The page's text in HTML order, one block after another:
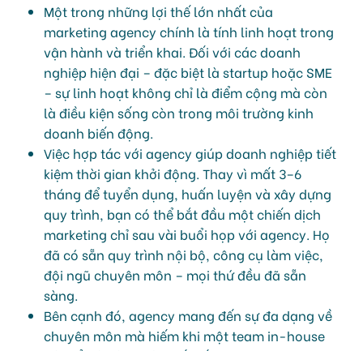
Một trong những lợi thế lớn nhất của
marketing agency chính là tính linh hoạt trong
vận hành và triển khai. Đối với các doanh
nghiệp hiện đại – đặc biệt là startup hoặc SME
– sự linh hoạt không chỉ là điểm cộng mà còn
là điều kiện sống còn trong môi trường kinh
doanh biến động.
Việc hợp tác với agency giúp doanh nghiệp tiết
kiệm thời gian khởi động. Thay vì mất 3–6
tháng để tuyển dụng, huấn luyện và xây dựng
quy trình, bạn có thể bắt đầu một chiến dịch
marketing chỉ sau vài buổi họp với agency. Họ
đã có sẵn quy trình nội bộ, công cụ làm việc,
đội ngũ chuyên môn – mọi thứ đều đã sẵn
sàng.
Bên cạnh đó, agency mang đến sự đa dạng về
chuyên môn mà hiếm khi một team in-house